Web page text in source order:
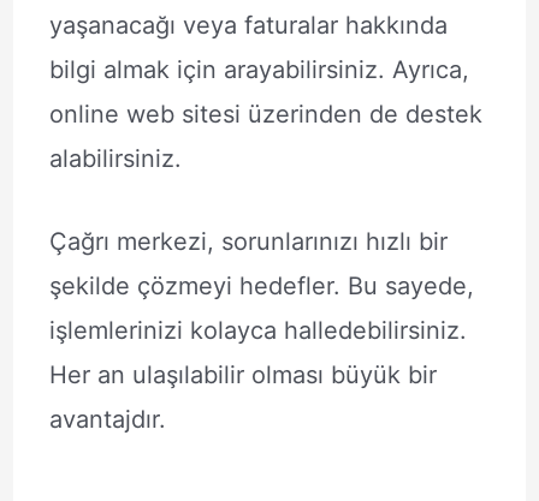
yaşanacağı veya faturalar hakkında
bilgi almak için arayabilirsiniz. Ayrıca,
online web sitesi üzerinden de destek
alabilirsiniz.
Çağrı merkezi, sorunlarınızı hızlı bir
şekilde çözmeyi hedefler. Bu sayede,
işlemlerinizi kolayca halledebilirsiniz.
Her an ulaşılabilir olması büyük bir
avantajdır.